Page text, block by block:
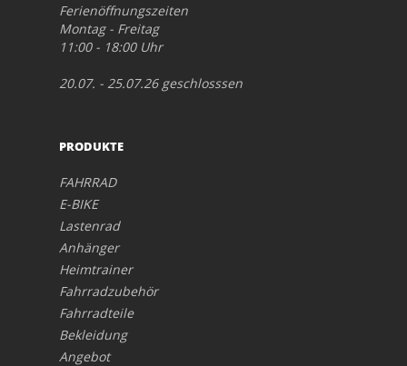
Ferienöffnungszeiten
Montag - Freitag
11:00 - 18:00 Uhr
20.07. - 25.07.26 geschlosssen
PRODUKTE
FAHRRAD
E-BIKE
Lastenrad
Anhänger
Heimtrainer
Fahrradzubehör
Fahrradteile
Bekleidung
Angebot